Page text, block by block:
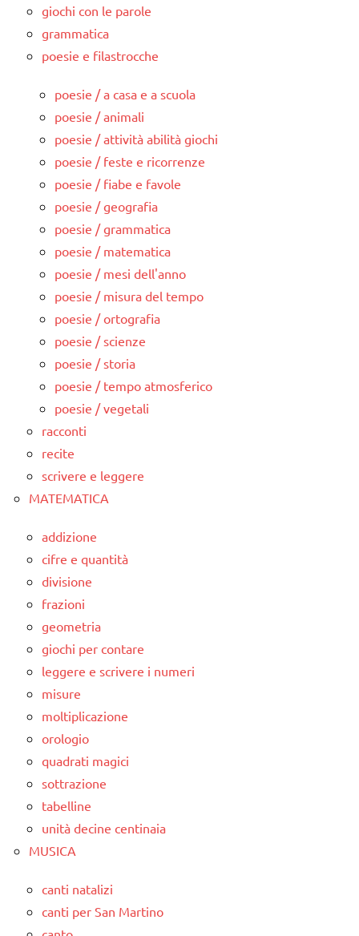
giochi con le parole
grammatica
poesie e filastrocche
poesie / a casa e a scuola
poesie / animali
poesie / attività abilità giochi
poesie / feste e ricorrenze
poesie / fiabe e favole
poesie / geografia
poesie / grammatica
poesie / matematica
poesie / mesi dell'anno
poesie / misura del tempo
poesie / ortografia
poesie / scienze
poesie / storia
poesie / tempo atmosferico
poesie / vegetali
racconti
recite
scrivere e leggere
MATEMATICA
addizione
cifre e quantità
divisione
frazioni
geometria
giochi per contare
leggere e scrivere i numeri
misure
moltiplicazione
orologio
quadrati magici
sottrazione
tabelline
unità decine centinaia
MUSICA
canti natalizi
canti per San Martino